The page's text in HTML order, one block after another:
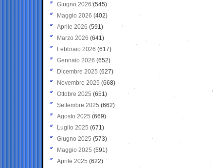
Giugno 2026 (545)
Maggio 2026 (402)
Aprile 2026 (591)
Marzo 2026 (641)
Febbraio 2026 (617)
Gennaio 2026 (652)
Dicembre 2025 (627)
Novembre 2025 (668)
Ottobre 2025 (651)
Settembre 2025 (662)
Agosto 2025 (669)
Luglio 2025 (671)
Giugno 2025 (573)
Maggio 2025 (591)
Aprile 2025 (622)